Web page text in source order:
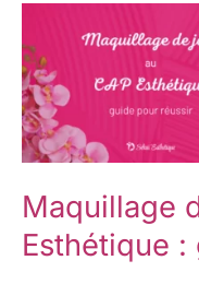
Maquillage
Esthétique
de
jour
au
CAP
Esthétique
:
guide
pour